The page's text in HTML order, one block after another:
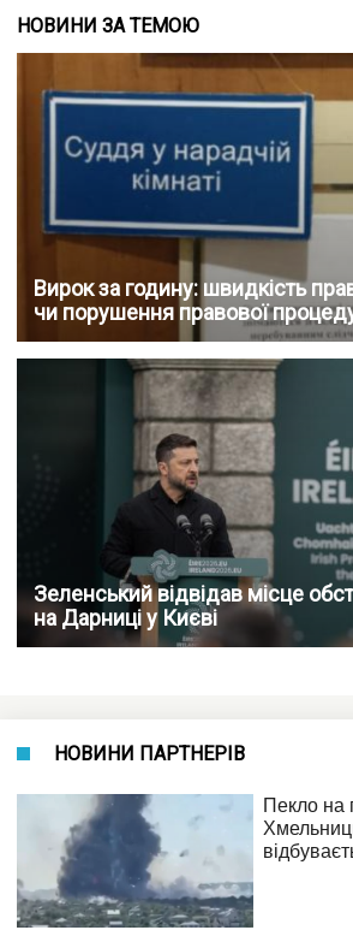
НОВИНИ ЗА ТЕМОЮ
Вирок за годину: швидкість
чи порушення правової
Зеленський відвідав місце
на Дарниці у Києві
НОВИНИ ПАРТНЕРІВ